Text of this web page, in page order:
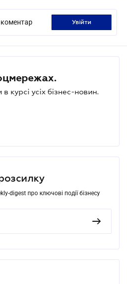
увійти
курсі усіх бізнес-новин.
digest про ключові події бізнесу